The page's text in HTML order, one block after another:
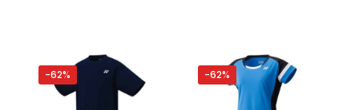
-62% -62%